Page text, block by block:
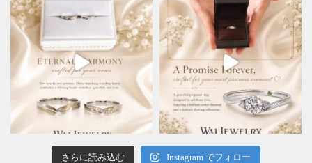
さらに読み込む Instagram でフォロー